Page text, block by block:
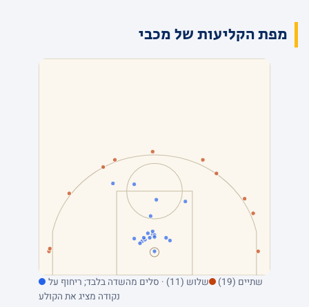
מפת הקליעות של מכבי
שתיים (19)
שלוש (11) · סלים מהשדה בלבד; ריחוף על
נקודה מציג את הקולע